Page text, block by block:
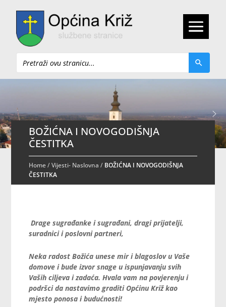
Pretraži
BOŽIĆNA I NOVOGODIŠNJA
ČESTITKA
Home/Vijesti- Naslovna / BOŽIĆNA I NOVOGODIŠNJA
ČESTITKA
Drage sugrađanke i sugrađani, dragi prijatelji,
suradnici i poslovni partneri,
Neka radost Božića unese mir i blagoslov u Vaše
domove i bude izvor snage u ispunjavanju svih
Vaših ciljeva i zadaća. Hvala vam na povjerenju i
podršci da nastavimo graditi Općinu Križ kao
mjesto ponosa i budućnosti!